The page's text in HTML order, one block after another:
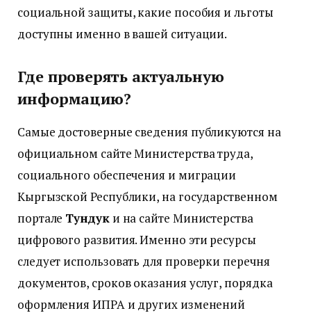
социальной защиты, какие пособия и льготы
доступны именно в вашей ситуации.
Где проверять актуальную
информацию?
Самые достоверные сведения публикуются на
официальном сайте Министерства труда,
социального обеспечения и миграции
Кыргызской Республики, на государственном
портале Тундуки на сайте Министерства
цифрового развития. Именно эти ресурсы
следует использовать для проверки перечня
документов, сроков оказания услуг, порядка
оформления ИПРА и других изменений